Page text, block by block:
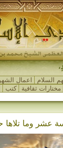
السلام اعمال
مختارات ثقافية كتب
عشر وما